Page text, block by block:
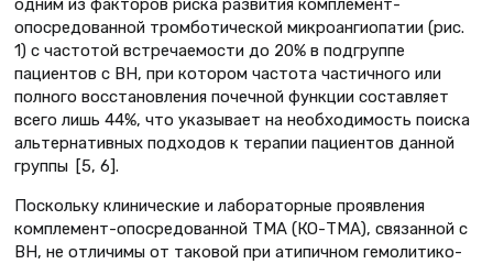
одним из факторов риска развития комплемент-
опосредованной тромботической микроангиопатии (рис.
1) с частотой встречаемости до 20% в подгруппе
пациентов с ВН, при котором частота частичного или
полного восстановления почечной функции составляет
всего лишь 44%, что указывает на необходимость поиска
альтернативных подходов к терапии пациентов данной
группы [5, 6].
Поскольку клинические и лабораторные проявления
комплемент-опосредованной ТМА (КО-ТМА), связанной с
ВН, не отличимы от таковой при атипичном гемолитико-